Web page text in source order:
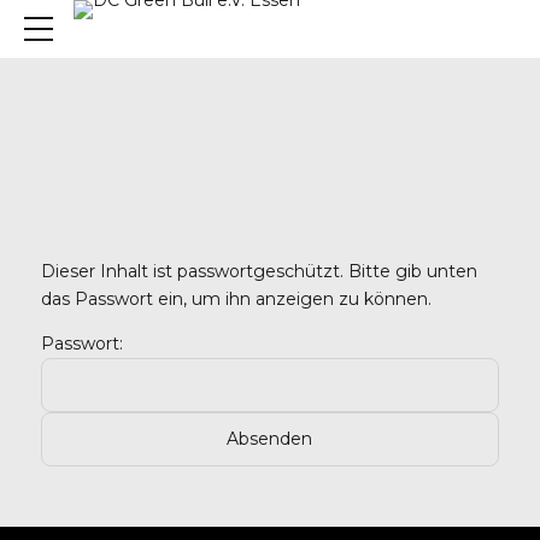
Dieser Inhalt ist passwortgeschützt. Bitte gib unten
das Passwort ein, um ihn anzeigen zu können.
Passwort: